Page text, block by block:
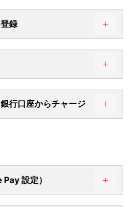
録
行口座からチャージ
設定）